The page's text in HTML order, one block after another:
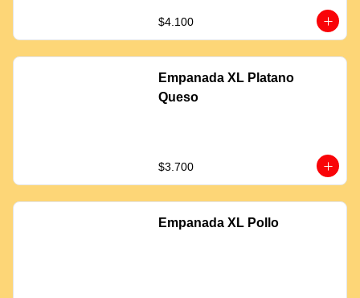
$4.100
Empanada XL Platano
Queso
$3.700
Empanada XL Pollo